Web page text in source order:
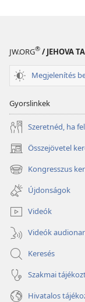
JW.ORG® / JEHOVA
Megjelenítés
Gyorslinkek
Szeretnéd, ha
Összejövetel
(opens
new
window)
Kongresszus
(opens
new
window)
Újdonságok
Videók
Videók
Keresés
Szakmai
Hivatalos